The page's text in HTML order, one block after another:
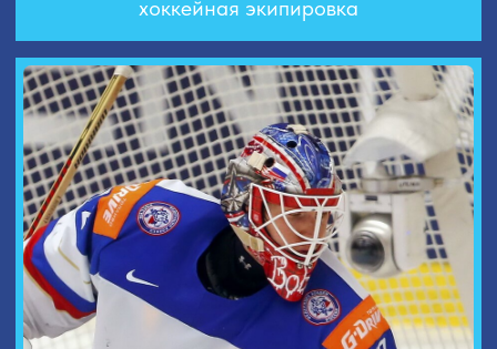
Хоккейная маска - обязательный
аттрибут вратаря